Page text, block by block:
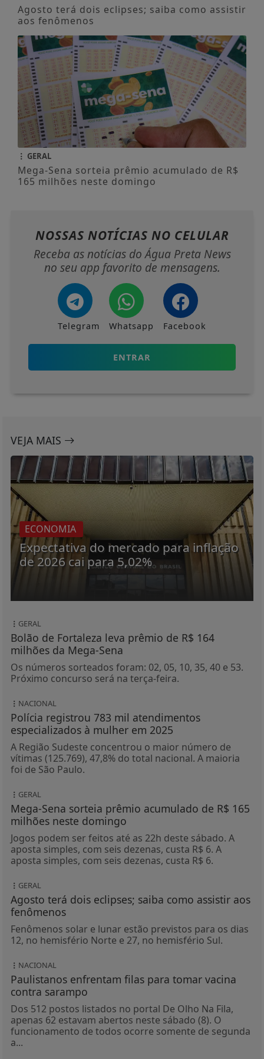
Agosto terá dois eclipses; saiba como assistir
aos fenômenos
GERAL
Mega-Sena sorteia prêmio acumulado de R$
165 milhões neste domingo
NOSSAS NOTÍCIAS NO CELULAR
Receba as notícias do Água Preta News
no seu app favorito de mensagens.
Telegram Whatsapp Facebook
ENTRAR
VEJA MAIS
ECONOMIA
Expectativa do mercado para inflação
de 2026 cai para 5,02%
GERAL
Bolão de Fortaleza leva prêmio de R$ 164
milhões da Mega-Sena
Os números sorteados foram: 02, 05, 10, 35, 40 e 53.
Próximo concurso será na terça-feira.
NACIONAL
Polícia registrou 783 mil atendimentos
especializados à mulher em 2025
A Região Sudeste concentrou o maior número de
vítimas (125.769), 47,8% do total nacional. A maioria
foi de São Paulo.
GERAL
Mega-Sena sorteia prêmio acumulado de R$ 165
milhões neste domingo
Jogos podem ser feitos até as 22h deste sábado. A
aposta simples, com seis dezenas, custa R$ 6. A
aposta simples, com seis dezenas, custa R$ 6.
GERAL
Agosto terá dois eclipses; saiba como assistir aos
fenômenos
Fenômenos solar e lunar estão previstos para os dias
12, no hemisfério Norte e 27, no hemisfério Sul.
NACIONAL
Paulistanos enfrentam filas para tomar vacina
contra sarampo
Dos 512 postos listados no portal De Olho Na Fila,
apenas 62 estavam abertos neste sábado (8). O
funcionamento de todos ocorre somente de segunda
a...